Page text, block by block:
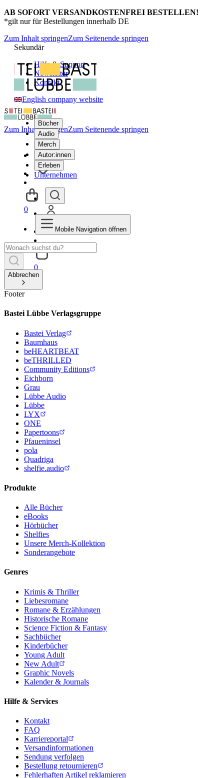
AB SOFORT VERSANDKOSTENFREI BESTELLEN!
*gilt nur für Bestellungen innerhalb DE
Zum Inhalt springenZum Seitenende springen
Sekundär
Hilfe & Support
Newsletter
Kontakt
English company website
Bücher
Audio
Merch
Autor:innen
Erleben
Unternehmen
0
Zum Inhalt springenZum Seitenende springen
0
Mobile Navigation öffnen
Abbrechen
Footer
Bastei Lübbe Verlagsgruppe
Bastei Verlag
Baumhaus
beHEARTBEAT
beTHRILLED
Community Editions
Eichborn
Grau
Lübbe Audio
Lübbe
LYX
ONE
Papertoons
Pfaueninsel
pola
Quadriga
shelfie.audio
Produkte
Alle Bücher
eBooks
Hörbücher
Shelfies
Unsere Merch-Kollektion
Sonderangebote
Genres
Krimis & Thriller
Liebesromane
Romane & Erzählungen
Historische Romane
Science Fiction & Fantasy
Sachbücher
Kinderbücher
Young Adult
New Adult
Graphic Novels
Kalender & Journals
Hilfe & Services
Kontakt
FAQ
Karriereportal
Versandinformationen
Sendung verfolgen
Bestellung retournieren
Fehlerhaften Artikel reklamieren